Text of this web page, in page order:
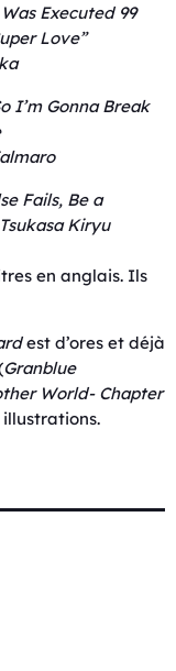
Executed 99
Love”
I’m Gonna Break
Fails, Be a
Tsukasa Kiryu
en anglais. Ils
est d’ores et déjà
Granblue
World- Chapter
illustrations.